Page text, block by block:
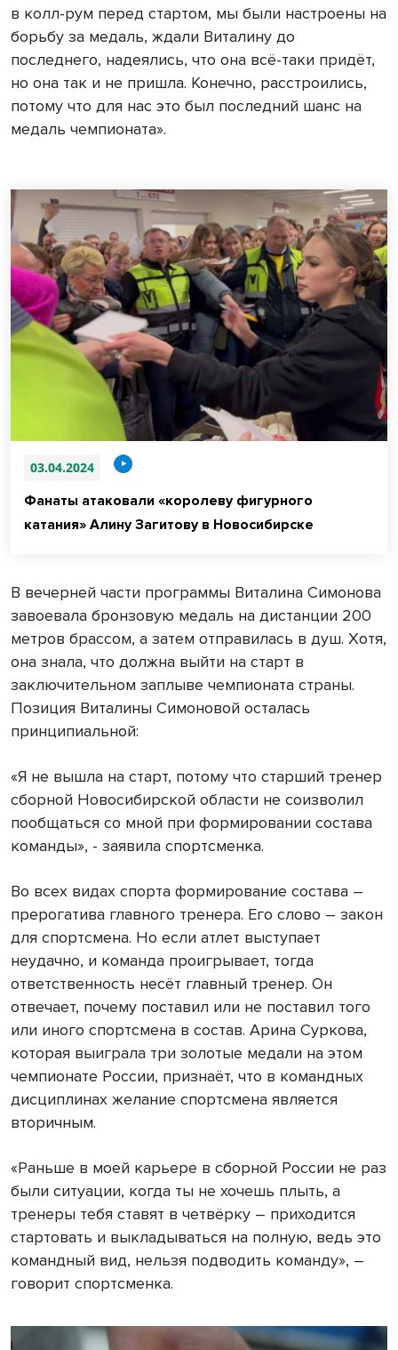
в колл-рум перед стартом, мы были настроены на
борьбу за медаль, ждали Виталину до
последнего, надеялись, что она всё-таки придёт,
но она так и не пришла. Конечно, расстроились,
потому что для нас это был последний шанс на
медаль чемпионата».
03.04.2024
Фанаты атаковали «королеву фигурного
катания» Алину Загитову в Новосибирске
В вечерней части программы Виталина Симонова
завоевала бронзовую медаль на дистанции 200
метров брассом, а затем отправилась в душ. Хотя,
она знала, что должна выйти на старт в
заключительном заплыве чемпионата страны.
Позиция Виталины Симоновой осталась
принципиальной:
«Я не вышла на старт, потому что старший тренер
сборной Новосибирской области не соизволил
пообщаться со мной при формировании состава
команды», - заявила спортсменка.
Во всех видах спорта формирование состава –
прерогатива главного тренера. Его слово – закон
для спортсмена. Но если атлет выступает
неудачно, и команда проигрывает, тогда
ответственность несёт главный тренер. Он
отвечает, почему поставил или не поставил того
или иного спортсмена в состав. Арина Суркова,
которая выиграла три золотые медали на этом
чемпионате России, признаёт, что в командных
дисциплинах желание спортсмена является
вторичным.
«Раньше в моей карьере в сборной России не раз
были ситуации, когда ты не хочешь плыть, а
тренеры тебя ставят в четвёрку – приходится
стартовать и выкладываться на полную, ведь это
командный вид, нельзя подводить команду», –
говорит спортсменка.